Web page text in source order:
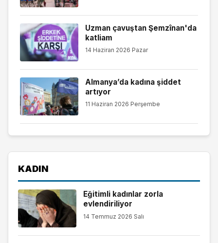
Uzman çavuştan Şemzînan'da
katliam
14 Haziran 2026 Pazar
Almanya’da kadına şiddet
artıyor
11 Haziran 2026 Perşembe
KADIN
Eğitimli kadınlar zorla
evlendiriliyor
14 Temmuz 2026 Salı